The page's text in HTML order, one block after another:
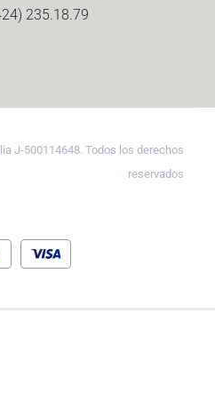
235.18.79
J-500114648. Todos los derechos
reservados